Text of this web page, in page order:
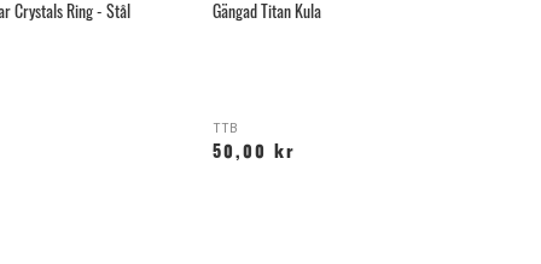
Crystals Ring - Stål Gängad Titan Kula
TTB
50,00 kr